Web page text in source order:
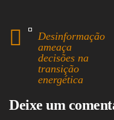
bo
ok
ea
ds
A
Desinformação
ameaça
decisões na
transição
energética
Deixe um